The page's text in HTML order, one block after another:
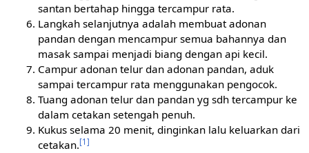
santan bertahap hingga tercampur rata.
Langkah selanjutnya adalah membuat adonan
pandan dengan mencampur semua bahannya dan
masak sampai menjadi biang dengan api kecil.
Campur adonan telur dan adonan pandan, aduk
sampai tercampur rata menggunakan pengocok.
Tuang adonan telur dan pandan yg sdh tercampur ke
dalam cetakan setengah penuh.
Kukus selama 20 menit, dinginkan lalu keluarkan dari
cetakan.[1]